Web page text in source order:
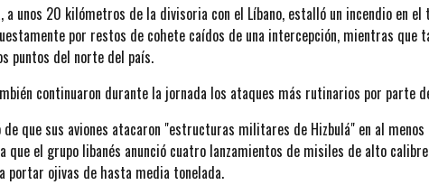
a unos 20 kilómetros de la divisoria con el Líbano, estalló un incendio en
por restos de cohete caídos de una intercepción, mientras que
puntos del norte del país.
continuaron durante la jornada los ataques más rutinarios por parte
que sus aviones atacaron "estructuras militares de Hizbulá" en al menos
que el grupo libanés anunció cuatro lanzamientos de misiles de alto
portar ojivas de hasta media tonelada.